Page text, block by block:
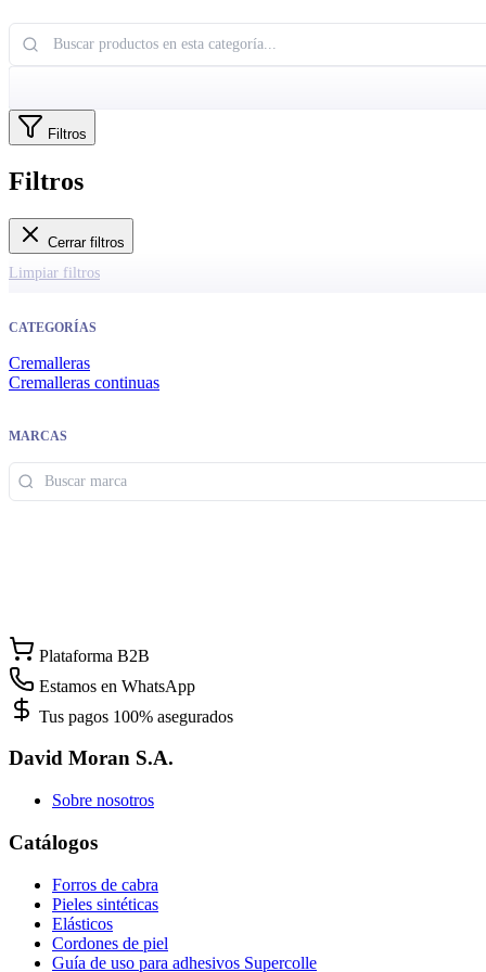
Filtros
Filtros
Cerrar filtros
Limpiar filtros
CATEGORÍAS
Cremalleras
Cremalleras continuas
MARCAS
Plataforma B2B
Estamos en WhatsApp
Tus pagos 100% asegurados
David Moran S.A.
Sobre nosotros
Catálogos
Forros de cabra
Pieles sintéticas
Elásticos
Cordones de piel
Guía de uso para adhesivos Supercolle